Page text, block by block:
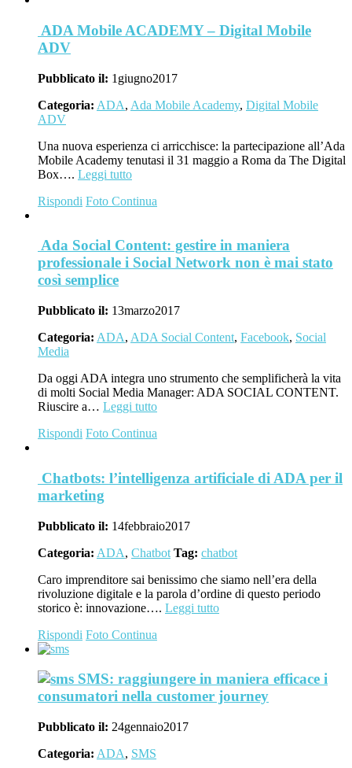
ADA Mobile ACADEMY – Digital Mobile
ADV
Pubblicato il: 1 giugno2017
Categoria: ADA, Ada Mobile Academy, Digital Mobile
ADV
Una nuova esperienza ci arricchisce: la partecipazione all’Ada
Mobile Academy tenutasi il 31 maggio a Roma da The Digital
Box…. Leggi tutto
Rispondi Foto Continua
Ada Social Content: gestire in maniera
professionale i Social Network non è mai stato
così semplice
Pubblicato il: 13marzo2017
Categoria: ADA, ADA Social Content, Facebook, Social
Media
Da oggi ADA integra uno strumento che semplificherà la vita
di molti Social Media Manager: ADA SOCIAL CONTENT.
Riuscire a… Leggi tutto
Rispondi Foto Continua
Chatbots: l’intelligenza artificiale di ADA per il
marketing
Pubblicato il: 14febbraio2017
Categoria: ADA, Chatbot Tag: chatbot
Caro imprenditore sai benissimo che siamo nell’era della
rivoluzione digitale e la parola d’ordine di questo periodo
storico è: innovazione…. Leggi tutto
Rispondi Foto Continua
SMS: raggiungere in maniera efficace i
consumatori nella customer journey
Pubblicato il: 24gennaio2017
Categoria: ADA, SMS